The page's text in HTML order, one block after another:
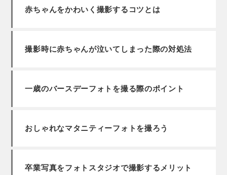
赤ちゃんをかわいく撮影するコツとは
撮影時に赤ちゃんが泣いてしまった際の対処法
一歳のバースデーフォトを撮る際のポイント
おしゃれなマタニティーフォトを撮ろう
卒業写真をフォトスタジオで撮影するメリット